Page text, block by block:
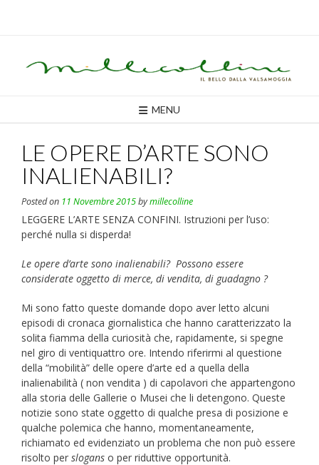
MENU
LE OPERE D’ARTE SONO
INALIENABILI?
Posted on 11 Novembre 2015bymillecolline
LEGGERE L’ARTE SENZA CONFINI. Istruzioni per l’uso:
perché nulla si disperda!
Le opere d’arte sono inalienabili? Possono essere
considerate oggetto di merce, di vendita, di guadagno ?
Mi sono fatto queste domande dopo aver letto alcuni
episodi di cronaca giornalistica che hanno caratterizzato la
solita fiamma della curiosità che, rapidamente, si spegne
nel giro di ventiquattro ore. Intendo riferirmi al questione
della “mobilità” delle opere d’arte ed a quella della
inalienabilità ( non vendita ) di capolavori che appartengono
alla storia delle Gallerie o Musei che li detengono. Queste
notizie sono state oggetto di qualche presa di posizione e
qualche polemica che hanno, momentaneamente,
richiamato ed evidenziato un problema che non può essere
risolto per slogans o per riduttive opportunità.